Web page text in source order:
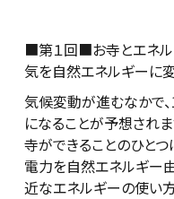
■第１回■お寺とエネ
気を自然エネルギーに
気候変動が進むなかで
になることが予想され
寺ができることのひと
電力を自然エネルギー
近なエネルギーの使い